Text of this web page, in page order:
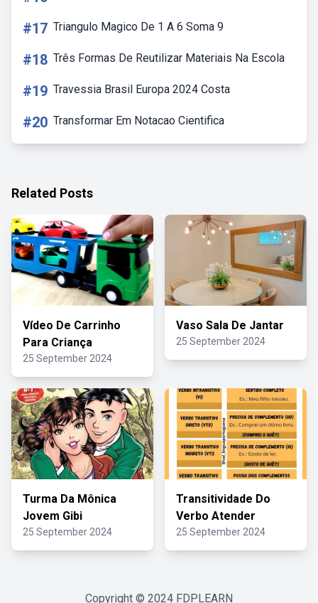
#17 Triangulo Magico De 1 A 6 Soma 9
#18 Três Formas De Reutilizar Materiais Na Escola
#19 Travessia Brasil Europa 2024 Costa
#20 Transformar Em Notacao Cientifica
Related Posts
Vídeo De Carrinho
Para Criança
25 September 2024
Vaso Sala De Jantar
25 September 2024
Turma Da Mônica
Jovem Gibi
25 September 2024
Transitividade Do
Verbo Atender
25 September 2024
Copyright © 2024 FDPLEARN